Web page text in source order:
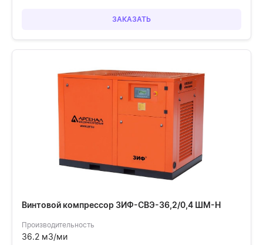
ЗАКАЗАТЬ
Винтовой компрессор ЗИФ-СВЭ-36,2/0,4 ШМ-Н
Производительность
36.2 м3/ми